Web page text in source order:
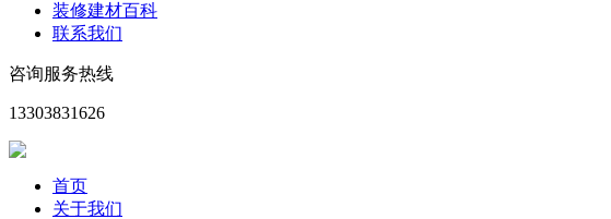
装修建材百科
联系我们
咨询服务热线
13303831626
首页
关于我们